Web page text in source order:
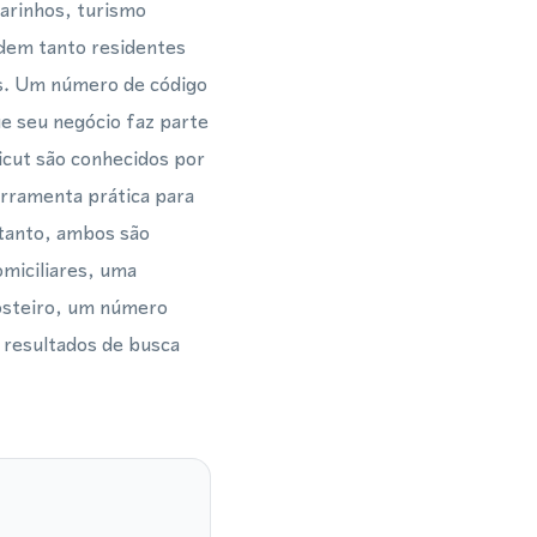
turismo
tanto residentes
Um número de código
seu negócio faz parte
são conhecidos por
prática para
ambos são
uma
um número
de busca